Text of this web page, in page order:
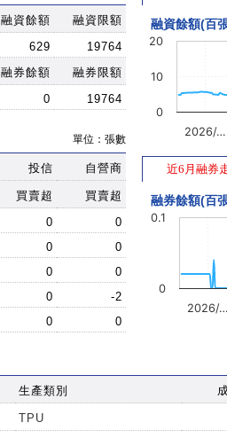
融資餘額
融資限額
629
19764
融券餘額
融券限額
0 19764
單位：張數
投信 自營商
買賣超
買賣超
0
0
0
0
0
0
0
-2
0 0
融資餘額(百
2026/…
0
10
20
近6月融券
融券餘額(百
2026/
0
0.1
生產類別
TPU